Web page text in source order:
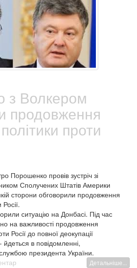
з Волкером
продовження
проти
Порошенко провів зустріч зі
Сполучених Штатів Америки
сторони обговорили продовження
ситуацію на Донбасі. Під час
на важливості продовження
Росії до повної деокупації
йдеться в повідомленні,
президента України.
Детальніше...